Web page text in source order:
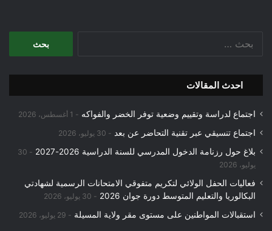
احدث المقالات
اجتماع لدراسة وتقييم وضعية توفر الخضر والفواكه 1 أغسطس، 2026
اجتماع تنسيقي عبر تقنية التحاضر عن بعد 30 يوليو، 2026
بلاغ حول رزنامة الدخول المدرسي للسنة الدراسية 2026-2027
30
يوليو، 2026
فعاليات الحفل الولائي لتكريم متفوقي الامتحانات الرسمية لشهادتي
البكالوريا والتعليم المتوسط دورة جوان 2026
30 يوليو، 2026
استقبالات المواطنين على مستوى مقر ولاية المسيلة 29 يوليو، 2026